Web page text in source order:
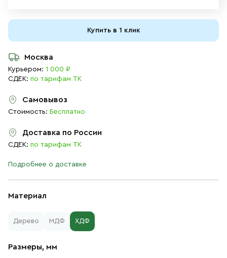
Материал
Дерево МДФ ХДФ
Размеры, мм
Купить в 1 клик
Москва
Курьером: 1 000 ₽
СДЕК: по тарифам ТК
Самовывоз
Стоимость: Бесплатно
Доставка по России
СДЕК: по тарифам ТК
Подробнее о доставке